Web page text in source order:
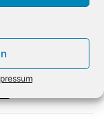
Deutschland zu
Recht.